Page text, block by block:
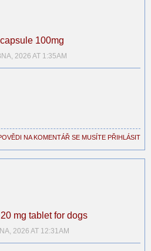
100mg
2026 AT 1:35AM
NA KOMENTÁŘ SE MUSÍTE PŘIHLÁSIT
mg tablet for dogs
2026 AT 12:31AM